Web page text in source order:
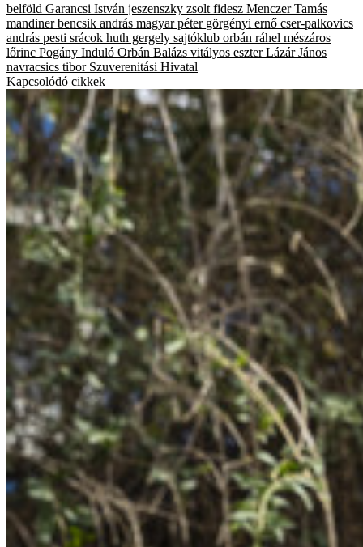
belföld Garancsi István jeszenszky zsolt fidesz Menczer Tamás
mandiner bencsik andrás magyar péter görgényi ernő cser-palkovics
andrás pesti srácok huth gergely sajtóklub orbán ráhel mészáros
lőrinc Pogány Induló Orbán Balázs vitályos eszter Lázár János
navracsics tibor Szuverenitási Hivatal
Kapcsolódó cikkek